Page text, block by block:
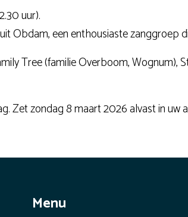
uur).
Obdam, een enthousiaste zanggroep
Tree (familie Overboom, Wognum),
Zet zondag 8 maart 2026 alvast in
Menu